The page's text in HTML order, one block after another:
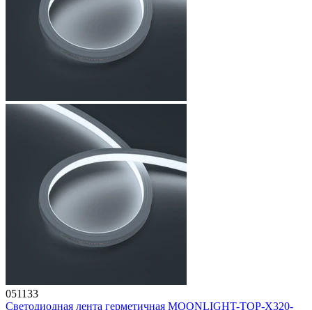
051133
Светодиодная лента герметичная MOONLIGHT-TOP-X320-